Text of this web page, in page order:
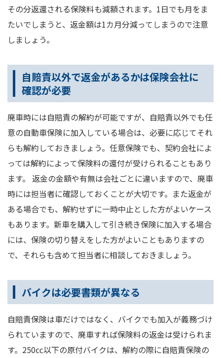
その分返還される保険料も減額されます。1日でも月をま
たいでしまうと、返金額は1カ月分減ってしまうので注意
しましょう。
自賠責以外で返金があるかは保険会社に
確認が必要
廃車時には自賠責の解約が可能ですが、自賠責以外でも任
意の自動車保険に加入している場合は、必要に応じてそれ
らも解約しておきましょう。任意保険でも、契約会社によ
っては解約によって保険料の還付が受けられることもあり
ます。 返金の金額や有無は会社ごとに違いますので、廃車
時には担当者に確認しておくことが大切です。また返金が
ある場合でも、解約せずに一時中止とした方がよいケース
もあります。新車を購入して引き続き保険に加入する場合
には、保険の切り替えをした方がよいこともありますの
で、それらも含めて担当者に相談しておきましょう。
バイクは必要書類が異なる
自賠責保険は車だけではなく、バイクでも加入が義務づけ
られていますので、廃車すれば保険料の返金は受けられま
す。250㏄以下の原付バイクは、解約の際に自賠責保険の